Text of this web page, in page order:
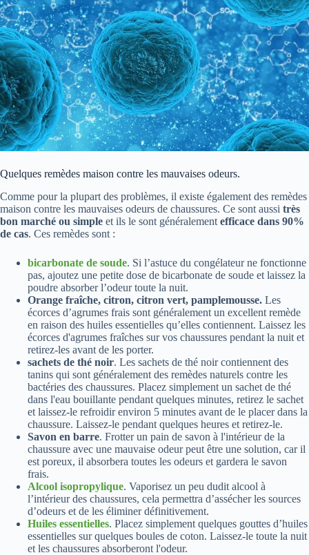
Quelques remèdes maison contre les mauvaises odeurs.
Comme pour la plupart des problèmes, il existe également des remèdes
maison contre les mauvaises odeurs de chaussures. Ce sont aussi très
bon marché ou simple et ils le sont généralement efficace dans 90%
de cas. Ces remèdes sont :
bicarbonate de soude. Si l’astuce du congélateur ne fonctionne
pas, ajoutez une petite dose de bicarbonate de soude et laissez la
poudre absorber l’odeur toute la nuit.
Orange fraîche, citron, citron vert, pamplemousse. Les
écorces d’agrumes frais sont généralement un excellent remède
en raison des huiles essentielles qu’elles contiennent. Laissez les
écorces d'agrumes fraîches sur vos chaussures pendant la nuit et
retirez-les avant de les porter.
sachets de thé noir. Les sachets de thé noir contiennent des
tanins qui sont généralement des remèdes naturels contre les
bactéries des chaussures. Placez simplement un sachet de thé
dans l'eau bouillante pendant quelques minutes, retirez le sachet
et laissez-le refroidir environ 5 minutes avant de le placer dans la
chaussure. Laissez-le pendant quelques heures et retirez-le.
Savon en barre. Frotter un pain de savon à l'intérieur de la
chaussure avec une mauvaise odeur peut être une solution, car il
est poreux, il absorbera toutes les odeurs et gardera le savon
frais.
Alcool isopropylique. Vaporisez un peu dudit alcool à
l’intérieur des chaussures, cela permettra d’assécher les sources
d’odeurs et de les éliminer définitivement.
Huiles essentielles. Placez simplement quelques gouttes d’huiles
essentielles sur quelques boules de coton. Laissez-le toute la nuit
et les chaussures absorberont l'odeur.